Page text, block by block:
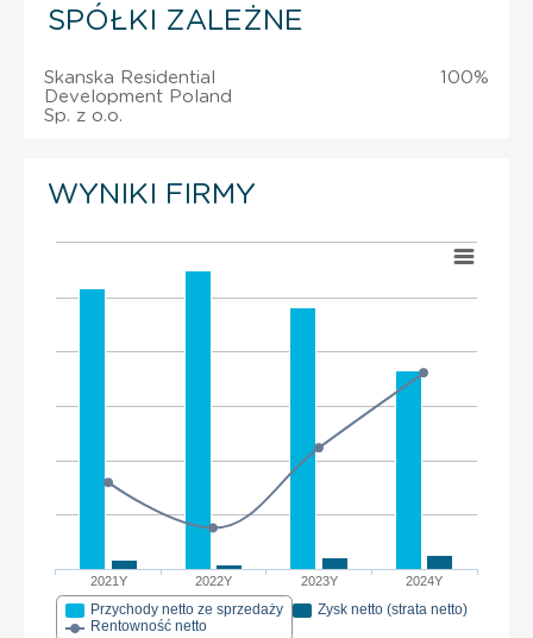
SPÓŁKI ZALEŻNE
Skanska Residential
Development Poland
Sp. z o.o.
100%
WYNIKI FIRMY
2021Y 2022Y 2023Y 2024Y
Przychody netto ze sprzedaży
Zysk netto (strata netto)
Rentowność netto